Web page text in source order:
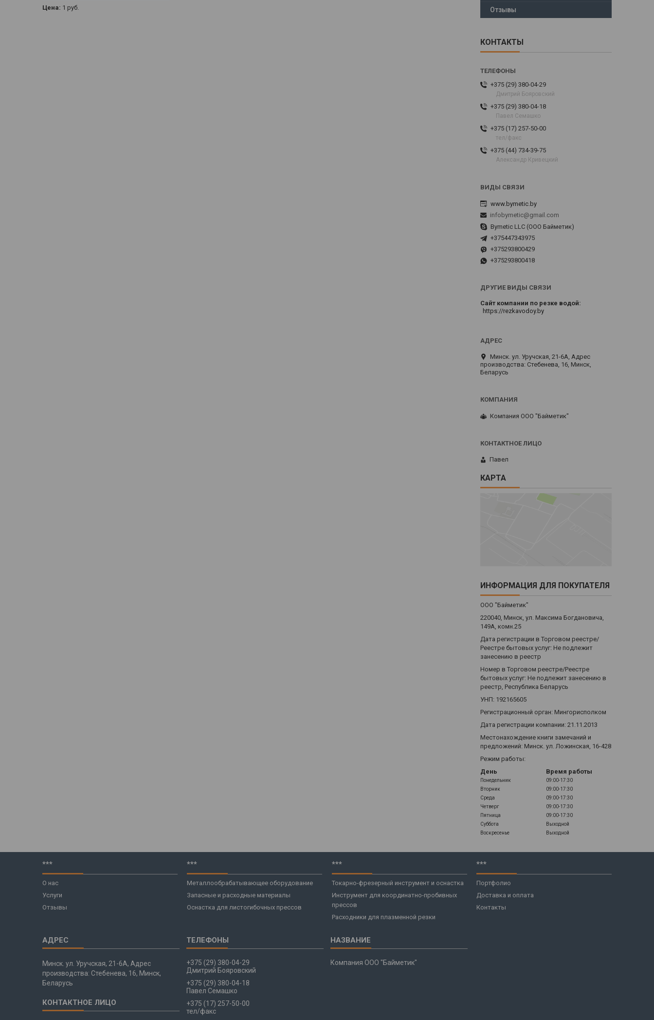
Цена: 1 руб. Отзывы
КОНТАКТЫ
+375 (29) 380-04-29
Дмитрий Бояровский
+375 (29) 380-04-18
Павел Семашко
+375 (17) 257-50-00
тел/факс
+375 (44) 734-39-75
Александр Кривецкий
www.bymetic.by
infobymetic@gmail.com
Bymetic LLC (ООО Байметик)
+375447343975
+375293800429
+375293800418
ДРУГИЕ ВИДЫ СВЯЗИ
Сайт компании по резке водой
https://rezkavodoy.by
Минск. ул. Уручская, 21-6А, Адрес
производства: Стебенева, 16, Минск,
Беларусь
Компания ООО "Байметик"
Павел
КАРТА
ИНФОРМАЦИЯ ДЛЯ ПОКУПАТЕЛЯ
ООО "Байметик"
220040, Минск, ул. Максима Богдановича,
149А, комн.25
Дата регистрации в Торговом реестре/
Реестре бытовых услуг: Не подлежит
занесению в реестр
Номер в Торговом реестре/Реестре
бытовых услуг: Не подлежит занесению в
реестр, Республика Беларусь
УНП: 192165605
Регистрационный орган: Мингорисполком
Дата регистрации компании: 21.11.2013
Местонахождение книги замечаний и
предложений: Минск. ул. Ложинская, 16-428
Режим работы:
День
Время работы
Понедельник
09:00-17:30
Вторник
09:00-17:30
Среда
09:00-17:30
Четверг
09:00-17:30
Пятница
09:00-17:30
Суббота
Выходной
Воскресенье
Выходной
***
О нас
Услуги
Отзывы
***
Металлообрабатывающее оборудование
Запасные и расходные материалы
Оснастка для листогибочных прессов
***
Токарно-фрезерный инструмент и оснастка
Инструмент для координатно-пробивных
прессов
Расходники для плазменной резки
***
Портфолио
Доставка и оплата
Контакты
Минск. ул. Уручская, 21-6А, Адрес
производства: Стебенева, 16, Минск,
Беларусь
+375 (29) 380-04-29
Дмитрий Бояровский
+375 (29) 380-04-18
Павел Семашко
+375 (17) 257-50-00
тел/факс
Компания ООО "Байметик"